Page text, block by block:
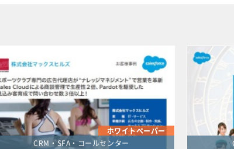
クリア この条件で
ホワイトペーパー
CRM・SFA・コールセンター